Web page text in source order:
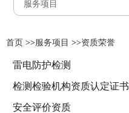
服务项目
首页 >>服务项目 >>资质荣誉
雷电防护检测
检测检验机构资质认定证书
安全评价资质